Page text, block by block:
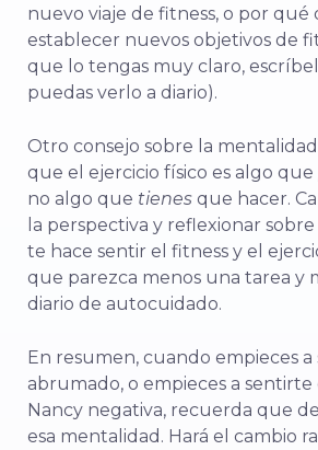
nuevo viaje de fitness, o por qué
establecer nuevos objetivos de
que lo tengas muy claro,
puedas verlo a diario).
Otro consejo sobre la
que el ejercicio físico es algo que
no algo que tienes que hacer.
la perspectiva y reflexionar
te hace sentir el fitness y el
que parezca menos una tarea y
diario de autocuidado.
En resumen, cuando empieces
abrumado, o empieces a
Nancy negativa, recuerda que
esa mentalidad. Hará el cambio